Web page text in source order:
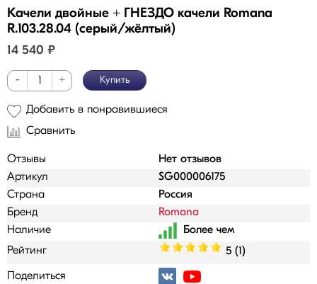
Качели двойные + ГНЕЗДО качели Romana
R.103.28.04 (серый/жёлтый)
14 540 ₽
- + Купить
Добавить в понравившиеся
Сравнить
Отзывы
Нет отзывов
Артикул
SG000006175
Страна
Россия
Бренд
Romana
Наличие
Рейтинг
5 (1)
Поделиться